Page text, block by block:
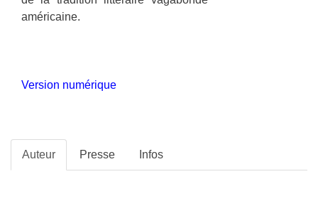
américaine.
Version numérique
Auteur Presse Infos